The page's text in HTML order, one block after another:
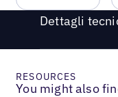
Dettagli
RESOURCES
You might also